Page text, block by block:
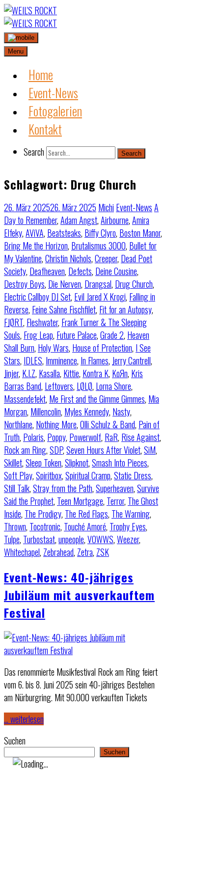
Skip
to
content
Menu
Home
Event-News
Fotogalerien
Kontakt
Search Search
Schlagwort: Drug Church
26. März 202526. März 2025 Michi Event-NewsA
Day to Remember,Adam Angst,Airbourne,Amira
Elfeky,AViVA, Beatsteaks, Biffy Clyro, Boston Manor,
Bring Me the Horizon, Brutalismus 3000, Bullet for
My Valentine,Christin Nichols,Creeper, Dead Poet
Society, Deafheaven, Defects, Deine Cousine,
Destroy Boys, Die Nerven, Drangsal, Drug Church,
Electric Callboy DJ Set, Evil Jared X Krogi, Falling in
Reverse, Feine Sahne Fischfilet, Fit for an Autopsy,
FJØRT, Fleshwater, Frank Turner & The Sleeping
Souls, Frog Leap, Future Palace,Grade 2, Heaven
Shall Burn, Holy Wars, House of Protection, I See
Stars, IDLES, Imminence, In Flames, Jerry Cantrell,
Jinjer, K.I.Z, Kasalla, Kittie, Kontra K, KoЯn, Kris
Barras Band, Leftovers, LØLØ, Lorna Shore,
Massendefekt, Me First and the Gimme Gimmes, Mia
Morgan, Millencolin, Myles Kennedy, Nasty,
Northlane, Nothing More,Olli Schulz & Band, Pain of
Truth, Polaris, Poppy, Powerwolf, RaR, Rise Against,
Rock am Ring,SDP,Seven Hours After Violet,SiM,
Skillet,Sleep Token,Slipknot,Smash Into Pieces,
Soft Play,Spiritbox,Spiritual Cramp,Static Dress,
Still Talk,Stray from the Path,Superheaven,Survive
Said the Prophet, Teen Mortgage, Terror, The Ghost
Inside, The Prodigy, The Red Flags, The Warning,
Thrown, Tocotronic, Touché Amoré, Trophy Eyes,
Tulpe, Turbostaat,unpeople,VOWWS,Weezer,
Whitechapel, Zebrahead, Zetra, ZSK
Event-News: 40-jähriges
Jubiläum mit ausverkauftem
Festival
Das renommierte Musikfestival Rock am Ring feiert
vom 6. bis 8. Juni 2025 sein 40-jähriges Bestehen
am Nürburgring. Mit 90.000 verkauften Tickets
… weiterlesen
Suchen
Suchen